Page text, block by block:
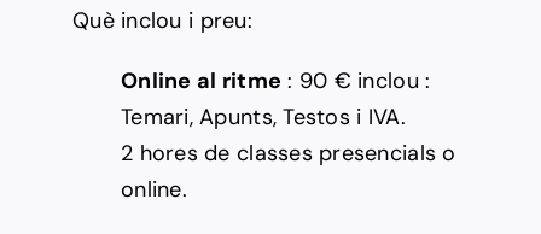
Què inclou i preu:
Online al ritme : 90 € inclou :
Temari, Apunts, Testos i IVA.
2 hores de classes presencials o
online.